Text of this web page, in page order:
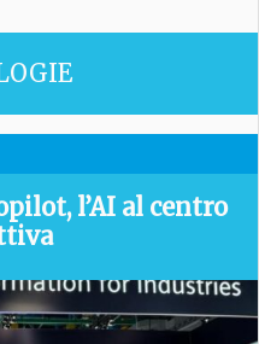
l’AI al centro